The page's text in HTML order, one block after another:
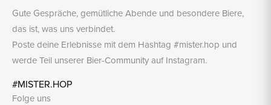
Gute Gespräche, gemütliche Abende und besondere Biere,
das ist, was uns verbindet.
Poste deine Erlebnisse mit dem Hashtag #mister.hop und
werde Teil unserer Bier-Community auf Instagram.
#MISTER.HOP
Folge uns